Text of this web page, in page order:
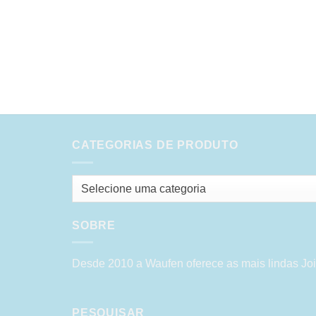
CATEGORIAS DE PRODUTO
Selecione uma categoria
SOBRE
Desde 2010 a Waufen oferece as mais lindas
PESQUISAR